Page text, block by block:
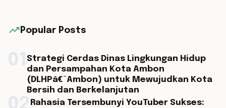
trending_up Popular Posts
Strategi Cerdas Dinas Lingkungan Hidup
dan Persampahan Kota Ambon
(DLHPâ€¯Ambon) untuk Mewujudkan Kota
Bersih dan Berkelanjutan
Rahasia Tersembunyi YouTuber Sukses: